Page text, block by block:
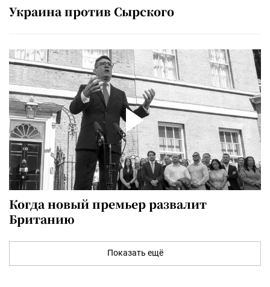
Украина против Сырского
Когда новый премьер развалит
Британию
Показать ещё